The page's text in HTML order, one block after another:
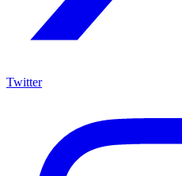
Twitter